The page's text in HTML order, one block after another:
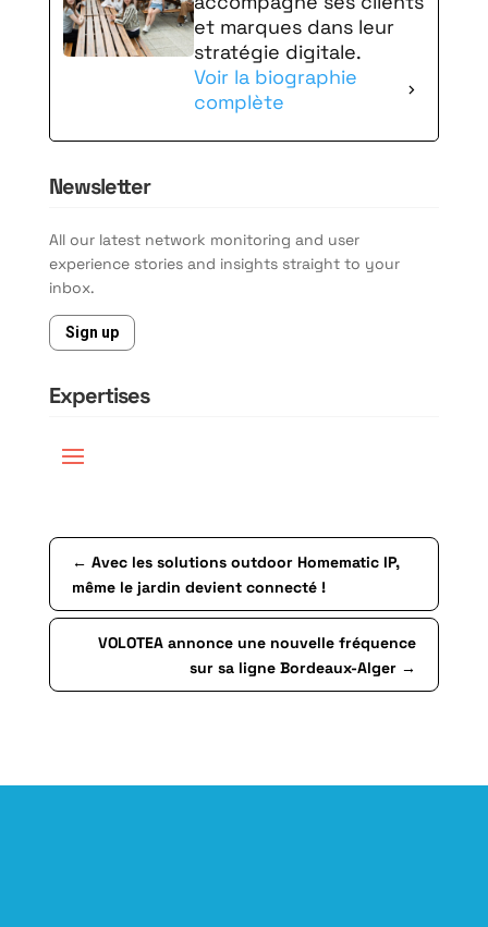
et marques dans leur
stratégie digitale.
Voir la biographie
complète
Newsletter
All our latest network monitoring and user
experience stories and insights straight to your
inbox.
Sign up
Expertises
← Avec les solutions outdoor Homematic IP,
même le jardin devient connecté !
VOLOTEA annonce une nouvelle fréquence
sur sa ligne Bordeaux-Alger →